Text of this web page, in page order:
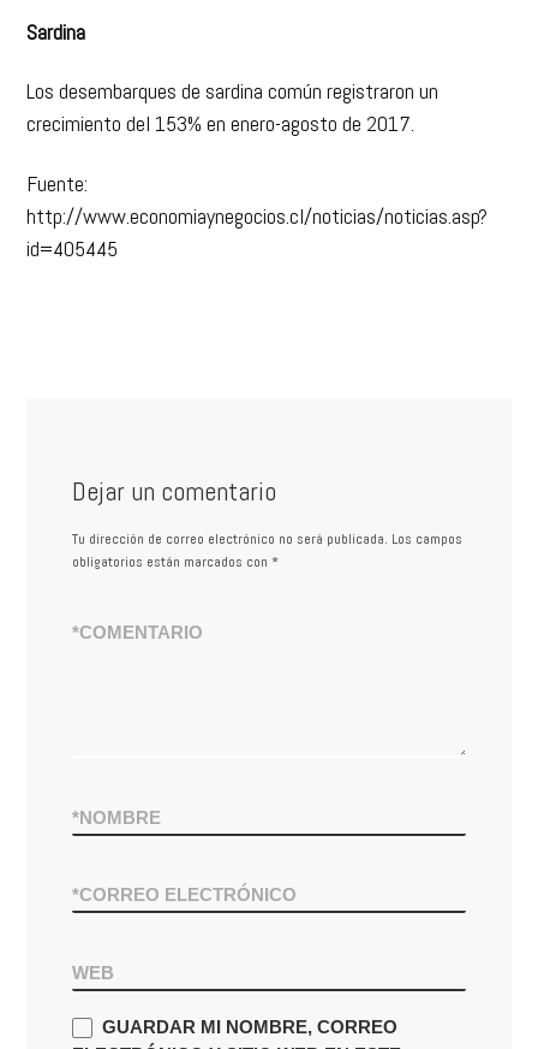
Sardina
Los desembarques de sardina común registraron un
crecimiento del 153% en enero-agosto de 2017.
Fuente:
http://www.economiaynegocios.cl/noticias/noticias.asp?
id=405445
Dejar un comentario
Tu dirección de correo electrónico no será publicada. Los campos
obligatorios están marcados con *
COMENTARIO
*
NOMBRE
*
CORREO ELECTRÓNICO
*
WEB
GUARDAR MI NOMBRE, CORREO